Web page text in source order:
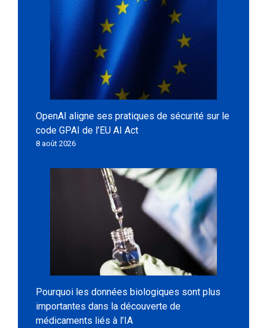
OpenAI aligne ses pratiques de sécurité sur le
code GPAI de l’EU AI Act
8 août 2026
Pourquoi les données biologiques sont plus
importantes dans la découverte de
médicaments liés à l’IA